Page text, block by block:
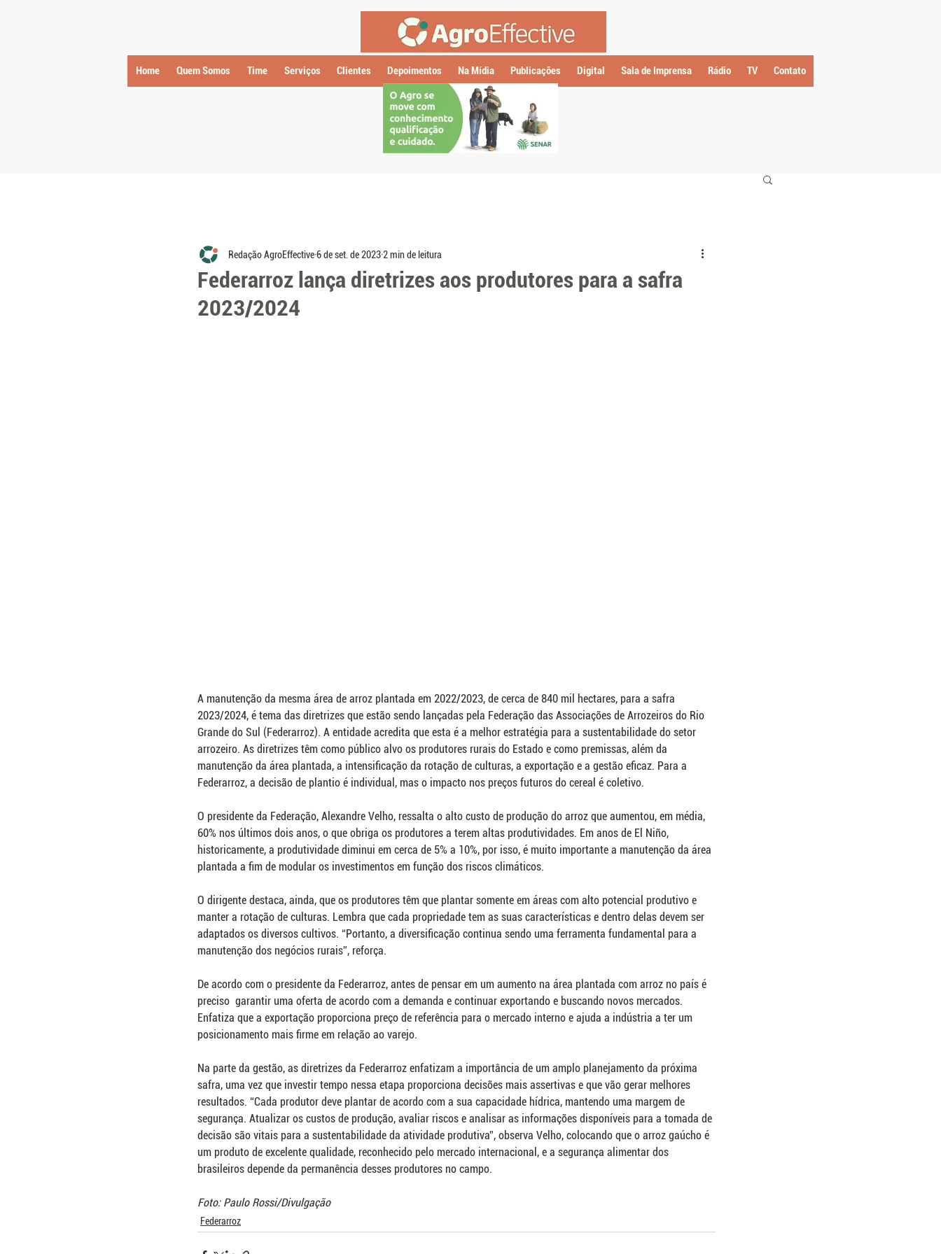
Home Quem Somos Time Serviços Clientes Depoimentos Na Mídia Publicações Digital Sala de Imprensa Rádio TV Contato
Federarroz lança diretrizes aos produtores para a safra
2023/2024
Redação AgroEffective6 de set. de 20232 min de leitura
A manutenção da mesma área de arroz plantada em 2022/2023, de cerca de 840 mil hectares, para a safra
2023/2024, é tema das diretrizes que estão sendo lançadas pela Federação das Associações de Arrozeiros do Rio
Grande do Sul (Federarroz). A entidade acredita que esta é a melhor estratégia para a sustentabilidade do setor
arrozeiro. As diretrizes têm como público alvo os produtores rurais do Estado e como premissas, além da
manutenção da área plantada, a intensificação da rotação de culturas, a exportação e a gestão eficaz. Para a
Federarroz, a decisão de plantio é individual, mas o impacto nos preços futuros do cereal é coletivo.
O presidente da Federação, Alexandre Velho, ressalta o alto custo de produção do arroz que aumentou, em média,
60% nos últimos dois anos, o que obriga os produtores a terem altas produtividades. Em anos de El Niño,
historicamente, a produtividade diminui em cerca de 5% a 10%, por isso, é muito importante a manutenção da área
plantada a fim de modular os investimentos em função dos riscos climáticos.
O dirigente destaca, ainda, que os produtores têm que plantar somente em áreas com alto potencial produtivo e
manter a rotação de culturas. Lembra que cada propriedade tem as suas características e dentro delas devem ser
adaptados os diversos cultivos. “Portanto, a diversificação continua sendo uma ferramenta fundamental para a
manutenção dos negócios rurais”, reforça.
De acordo com o presidente da Federarroz, antes de pensar em um aumento na área plantada com arroz no país é
preciso  garantir uma oferta de acordo com a demanda e continuar exportando e buscando novos mercados.
Enfatiza que a exportação proporciona preço de referência para o mercado interno e ajuda a indústria a ter um
posicionamento mais firme em relação ao varejo.
Na parte da gestão, as diretrizes da Federarroz enfatizam a importância de um amplo planejamento da próxima
safra, uma vez que investir tempo nessa etapa proporciona decisões mais assertivas e que vão gerar melhores
resultados. “Cada produtor deve plantar de acordo com a sua capacidade hídrica, mantendo uma margem de
segurança. Atualizar os custos de produção, avaliar riscos e analisar as informações disponíveis para a tomada de
decisão são vitais para a sustentabilidade da atividade produtiva”, observa Velho, colocando que o arroz gaúcho é
um produto de excelente qualidade, reconhecido pelo mercado internacional, e a segurança alimentar dos
brasileiros depende da permanência desses produtores no campo.
Foto: Paulo Rossi/Divulgação
Federarroz